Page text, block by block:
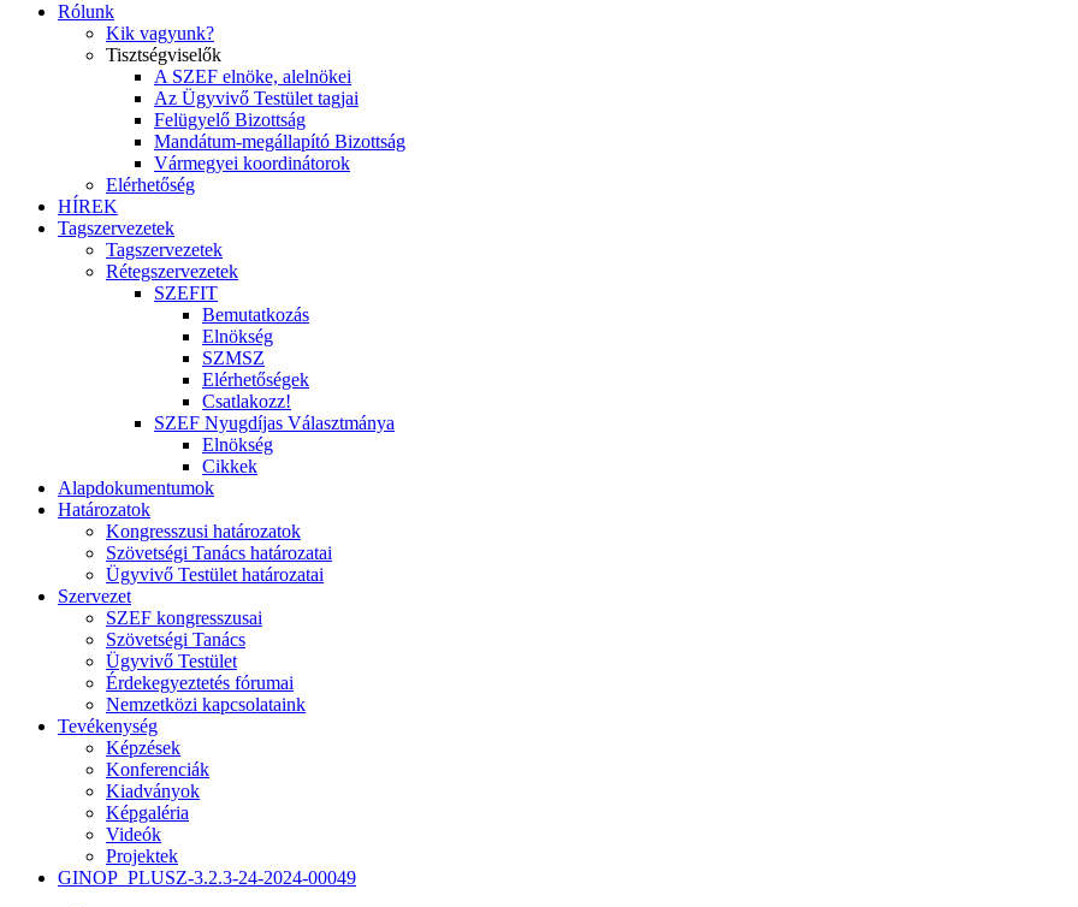
Rólunk
Kik vagyunk?
Tisztségviselők
A SZEF elnöke, alelnökei
Az Ügyvivő Testület tagjai
Felügyelő Bizottság
Mandátum-megállapító Bizottság
Vármegyei koordinátorok
Elérhetőség
HÍREK
Tagszervezetek
Tagszervezetek
Rétegszervezetek
SZEFIT
Bemutatkozás
Elnökség
SZMSZ
Elérhetőségek
Csatlakozz!
SZEF Nyugdíjas Választmánya
Elnökség
Cikkek
Alapdokumentumok
Határozatok
Kongresszusi határozatok
Szövetségi Tanács határozatai
Ügyvivő Testület határozatai
Szervezet
SZEF kongresszusai
Szövetségi Tanács
Ügyvivő Testület
Érdekegyeztetés fórumai
Nemzetközi kapcsolataink
Tevékenység
Képzések
Konferenciák
Kiadványok
Képgaléria
Videók
Projektek
GINOP_PLUSZ-3.2.3-24-2024-00049